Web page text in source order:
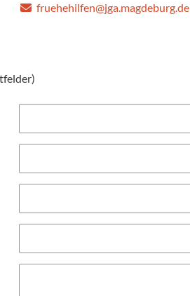
fruehehilfen@jga.magdeburg.de